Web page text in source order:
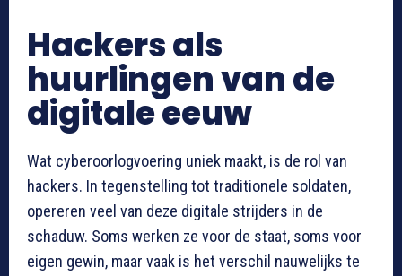
Hackers als
huurlingen van de
digitale eeuw
Wat cyberoorlogvoering uniek maakt, is de rol van
hackers. In tegenstelling tot traditionele soldaten,
opereren veel van deze digitale strijders in de
schaduw. Soms werken ze voor de staat, soms voor
eigen gewin, maar vaak is het verschil nauwelijks te